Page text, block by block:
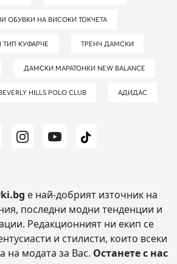
ОБУВКИ НА ВИСОКИ ТОКЧЕТА
ТИП КУФАРЧЕ ТРЕНЧ ДАМСКИ
ДАМСКИ МАРАТОНКИ NEW BALANCE
BEVERLY HILLS POLO CLUB АДИДАС
е най-добрият източник на
последни модни тенденции и
Редакционният ни екип се
и стилисти, които всеки
на модата за Вас. Останете с нас